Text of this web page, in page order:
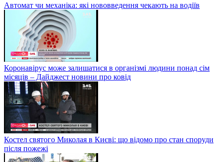
Автомат чи механіка: які нововведення чекають на водіїв
Коронавірус може залишатися в організмі людини понад сім
місяців – Дайджест новини про ковід
Костел святого Миколая в Києві: що відомо про стан споруди
після пожежі